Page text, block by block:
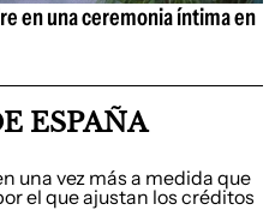
en una ceremonia íntima en
ESPAÑA